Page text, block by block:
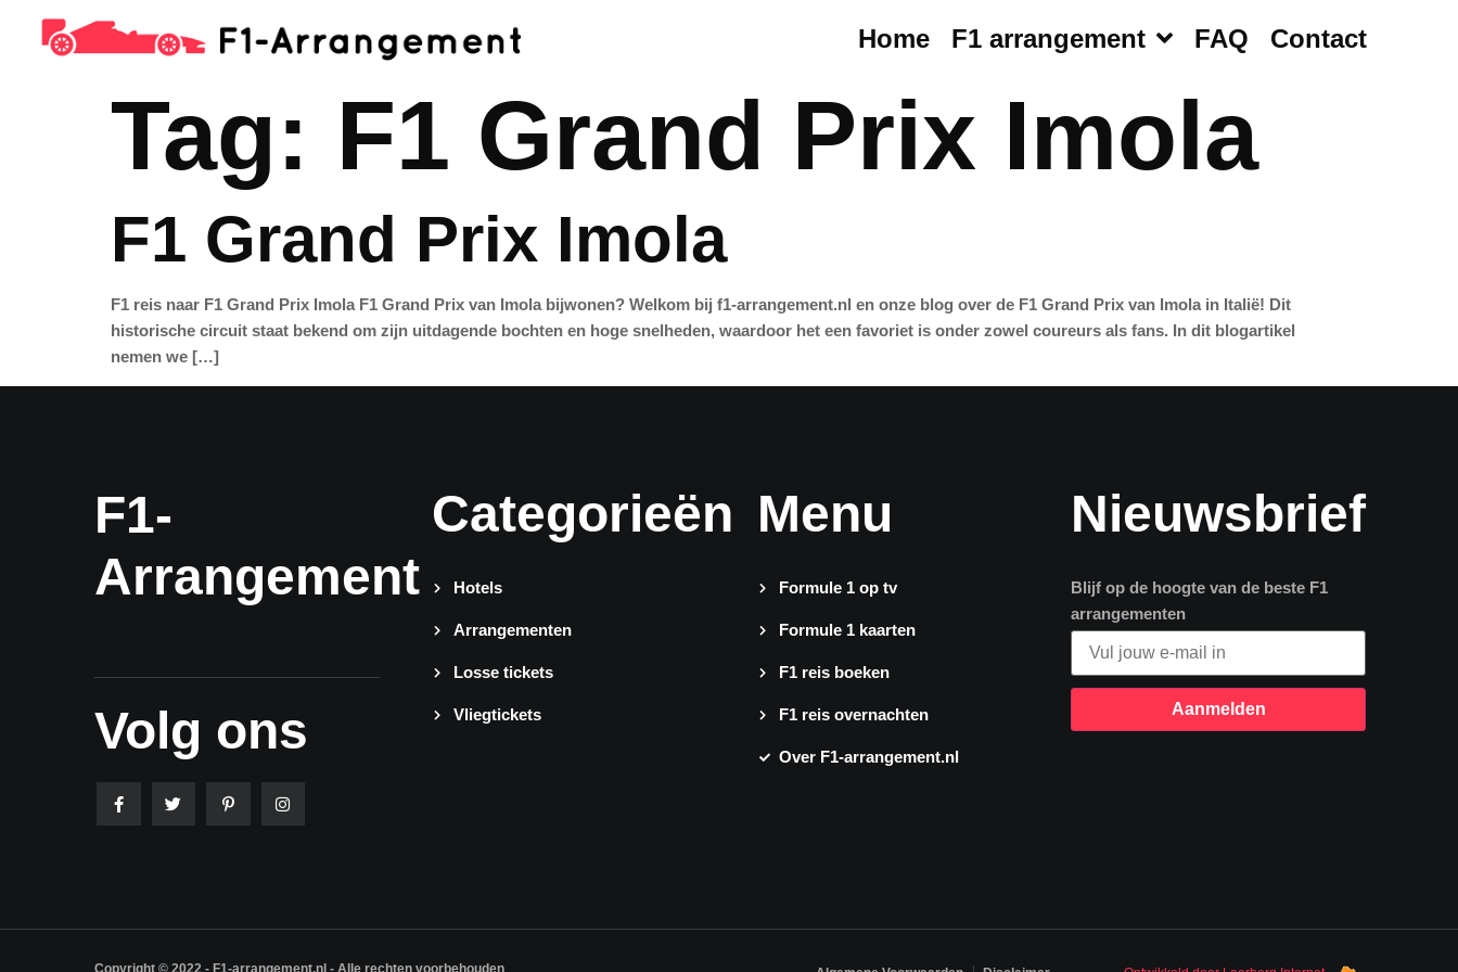
Home F1 arrangement FAQ Contact
Tag: F1 Grand Prix Imola
F1 Grand Prix Imola
F1 reis naar F1 Grand Prix Imola F1 Grand Prix van Imola bijwonen? Welkom bij f1-arrangement.nl en onze blog over de F1 Grand Prix van Imola in Italië! Dit
historische circuit staat bekend om zijn uitdagende bochten en hoge snelheden, waardoor het een favoriet is onder zowel coureurs als fans. In dit blogartikel
nemen we […]
F1-
Arrangement
Volg ons
Categorieën
Hotels
Arrangementen
Losse tickets
Vliegtickets
Menu
Formule 1 op tv
Formule 1 kaarten
F1 reis boeken
F1 reis overnachten
Over F1-arrangement.nl
Nieuwsbrief
Blijf op de hoogte van de beste F1
arrangementen
Aanmelden